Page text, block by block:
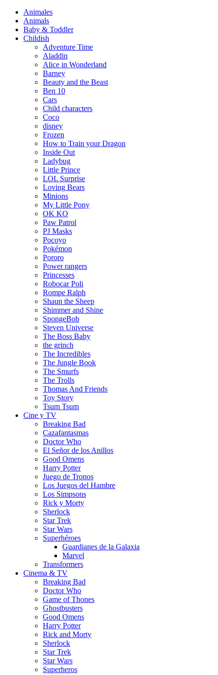
Animales
Animals
Baby & Toddler
Childish
Adventure Time
Aladdin
Alice in Wonderland
Barney
Beauty and the Beast
Ben 10
Cars
Child characters
Coco
disney
Frozen
How to Train your Dragon
Inside Out
Ladybug
Little Prince
LOL Surprise
Loving Bears
Minions
My Little Pony
OK KO
Paw Patrol
PJ Masks
Pocoyo
Pokémon
Pororo
Power rangers
Princesses
Robocar Poli
Rompe Ralph
Shaun the Sheep
Shimmer and Shine
SpongeBob
Steven Universe
The Boss Baby
the grinch
The Incredibles
The Jungle Book
The Smurfs
The Trolls
Thomas And Friends
Toy Story
Tsum Tsum
Cine y TV
Breaking Bad
Cazafantasmas
Doctor Who
El Señor de los Anillos
Good Omens
Harry Potter
Juego de Tronos
Los Juegos del Hambre
Los Simpsons
Rick y Morty
Sherlock
Star Trek
Star Wars
Superhéroes
Guardianes de la Galaxia
Marvel
Transformers
Cinema & TV
Breaking Bad
Doctor Who
Game of Thones
Ghostbusters
Good Omens
Harry Potter
Rick and Morty
Sherlock
Star Trek
Star Wars
Superheros